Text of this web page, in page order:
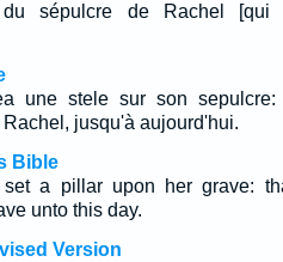
du sépulcre de Rachel [qui
une stele sur son
jusqu'à aujourd'hui.
Bible
set a pillar upon her grave:
unto this day.
Version